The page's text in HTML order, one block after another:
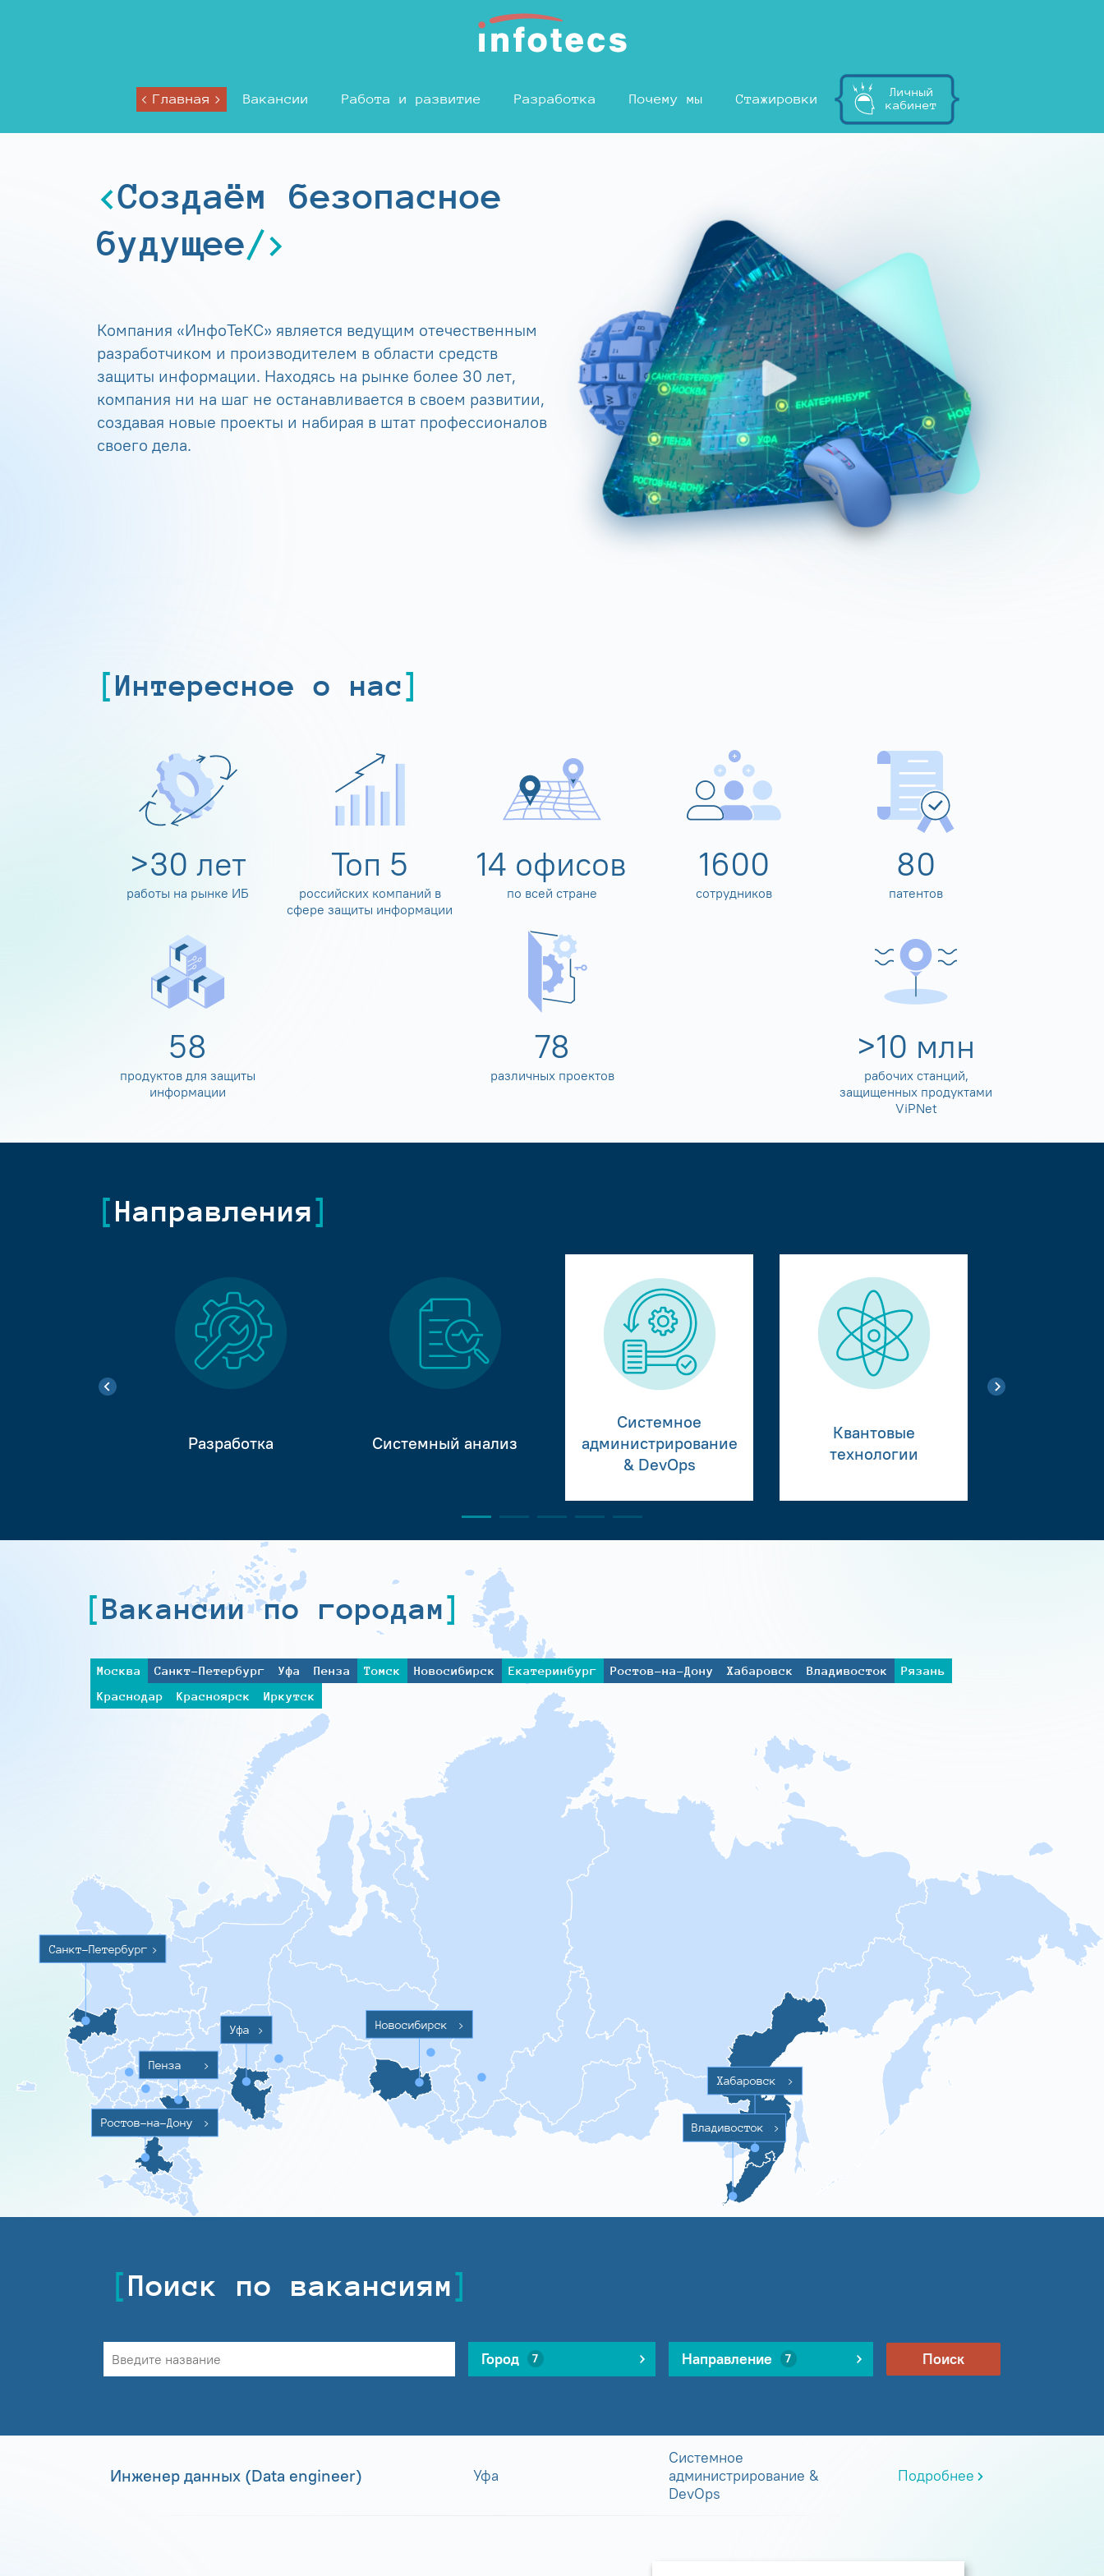
Главная Вакансии Работа и развитие Разработка Почему мы Стажировки
Личный
кабинет
Создаём безопасное
будущее
Компания «ИнфоТеКС» является ведущим отечественным
разработчиком и производителем в области средств
защиты информации. Находясь на рынке более 30 лет,
компания ни на шаг не останавливается в своем развитии,
создавая новые проекты и набирая в штат профессионалов
своего дела.
Интересное о нас
>30 лет
работы на рынке ИБ
Топ 5
российских компаний в
сфере защиты информации
14 офисов
по всей стране
1600
сотрудников
80
патентов
60
продуктов для защиты
информации
80
различных проектов
>10 млн
рабочих станций,
защищенных продуктами
ViPNet
Направления
Разработка Системный анализ
Системное
администрирование
& DevOps
Квантовые
технологии
Вакансии по городам
Москва Санкт-Петербург Уфа Пенза Томск Новосибирск Екатеринбург Ростов-на-Дону Хабаровск Владивосток
Рязань
Краснодар
Красноярск Иркутск
Санкт-Петербург >
Ростов-на-Дону >
Пенза >
Уфа > Новосибирск >
Хабаровск >
Владивосток >
Поиск по вакансиям
Город 7 Направление 7 Поиск
Инженер данных (Data engineer) Уфа
Системное
администрирование &
DevOps
Подробнее